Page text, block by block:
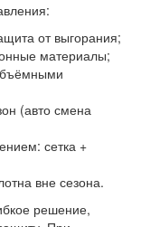
от выгорания;
материалы;
(авто смена
сетка +
вне сезона.
решение,